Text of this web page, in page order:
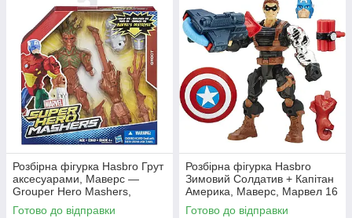
Розбірна фігурка Hasbro Грут
аксесуарами, Маверс —
Grouper Hero Mashers,
Marvel,
Готово до відправки
Розбірна фігурка Hasbro
Зимовий Солдатив + Капітан
Америка, Маверс, Марвел 16
см - Marvel, Hero Mashers
Готово до відправки